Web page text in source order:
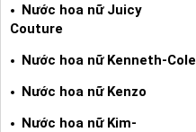
Nước hoa nữ Juicy
Couture
Nước hoa nữ Kenneth-Cole
Nước hoa nữ Kenzo
Nước hoa nữ Kim-